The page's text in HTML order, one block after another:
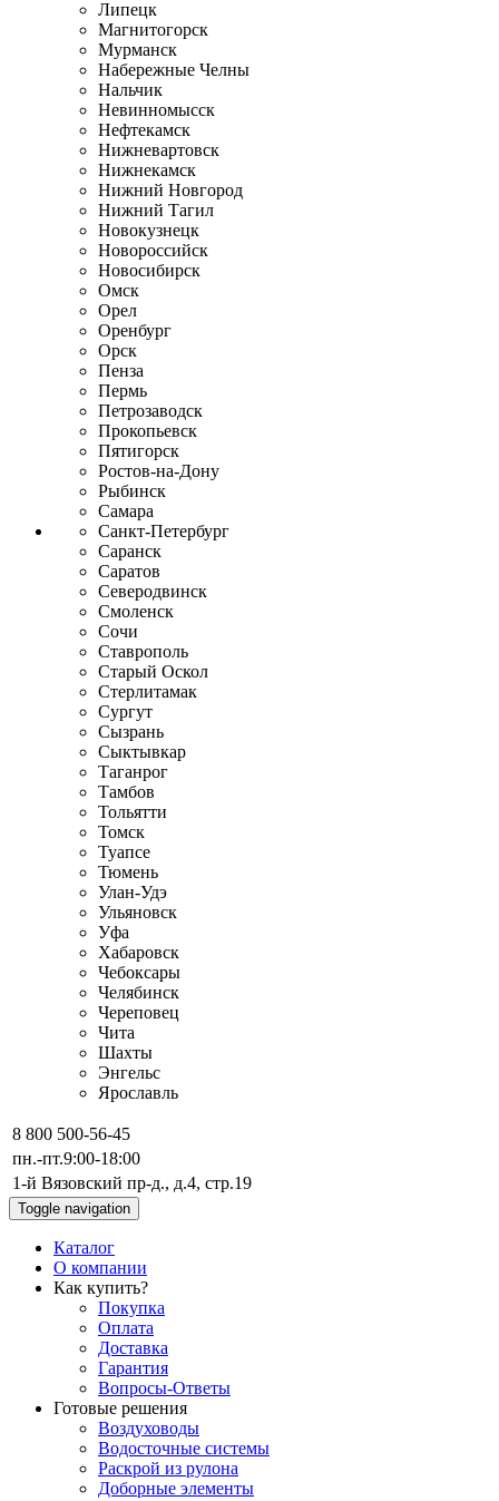
Липецк
Магнитогорск
Мурманск
Набережные Челны
Нальчик
Невинномысск
Нефтекамск
Нижневартовск
Нижнекамск
Нижний Новгород
Нижний Тагил
Новокузнецк
Новороссийск
Новосибирск
Омск
Орел
Оренбург
Орск
Пенза
Пермь
Петрозаводск
Прокопьевск
Пятигорск
Ростов-на-Дону
Рыбинск
Самара
Санкт-Петербург
Саранск
Саратов
Северодвинск
Смоленск
Сочи
Ставрополь
Старый Оскол
Стерлитамак
Сургут
Сызрань
Сыктывкар
Таганрог
Тамбов
Тольятти
Томск
Туапсе
Тюмень
Улан-Удэ
Ульяновск
Уфа
Хабаровск
Чебоксары
Челябинск
Череповец
Чита
Шахты
Энгельс
Ярославль
8 800 500-56-45
пн.-пт.9:00-18:00
1-й Вязовский пр-д., д.4, стр.19
Toggle navigation
Каталог
О компании
Как купить?
Покупка
Оплата
Доставка
Гарантия
Вопросы-Ответы
Готовые решения
Воздуховоды
Водосточные системы
Раскрой из рулона
Доборные элементы